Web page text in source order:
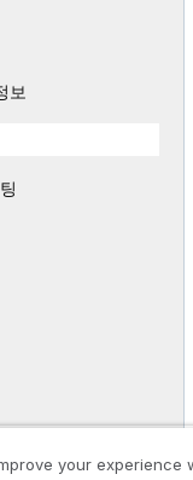
보
your experience